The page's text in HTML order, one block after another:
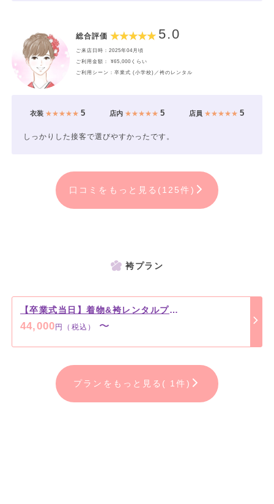
総合評価 5.0
ご来店日時：2025年04月頃
ご利用金額： ¥65,000くらい
ご利用シーン：卒業式 (小学校)／袴のレンタル
衣装★★★★★ 5 店内★★★★★ 5 店員 ★★★★★5
しっかりした接客で選びやすかったです。
口コミをもっと見る(125件)
袴プラン
【卒業式当日】着物&袴レンタルプラン
44,000円（税込） 〜
プランをもっと見る( 1件)